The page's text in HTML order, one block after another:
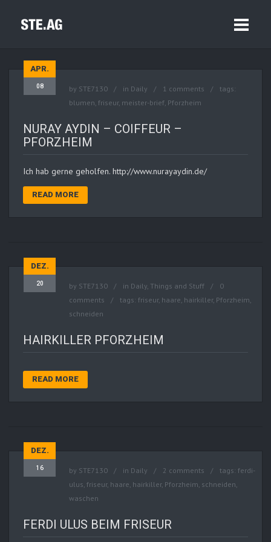
APR.
08 by STE7130 in Daily 1 comments
tags:
blumen, friseur, meister-brief, Pforzheim
NURAY AYDIN – COIFFEUR –
PFORZHEIM
Ich hab gerne geholfen. http://www.nurayaydin.de/
READ MORE
DEZ.
20 by STE7130 in Daily, Things and Stuff
0
comments
tags: friseur, haare, hairkiller, Pforzheim,
schneiden
HAIRKILLER PFORZHEIM
READ MORE
DEZ.
16 by STE7130 in Daily 2 comments tags: ferdi-
ulus, friseur, haare, hairkiller, Pforzheim, schneiden,
waschen
FERDI ULUS BEIM FRISEUR